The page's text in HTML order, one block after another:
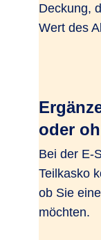
Deckung,
Wert des
oder
Bei der E-
Teilkasko
ob Sie
möchten.